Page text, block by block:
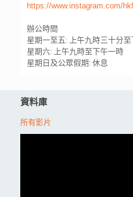
https://www.instagram.com/
辦公時間
星期一至五: 上午九時三十分
星期六: 上午九時至下午一時
星期日及公眾假期: 休息
資料庫
所有影片